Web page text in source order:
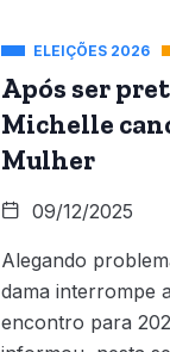
ELEIÇÕES 2026
Após ser
Michelle
Mulher
09/12/2025
Alegando
dama interrompe
encontro para